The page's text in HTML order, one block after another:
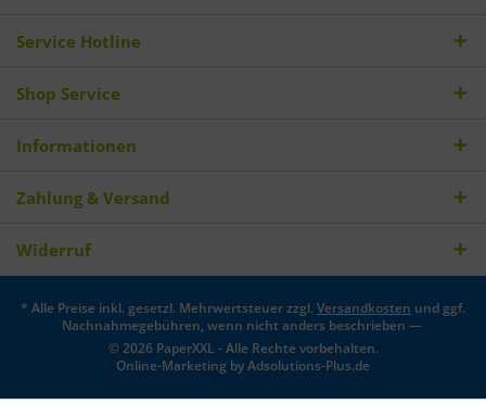
Service Hotline
Shop Service
Informationen
Zahlung & Versand
Widerruf
* Alle Preise inkl. gesetzl. Mehrwertsteuer zzgl.Versandkosten und ggf.
Nachnahmegebühren, wenn nicht anders beschrieben —
© 2026 PaperXXL - Alle Rechte vorbehalten.
Online-Marketing byAdsolutions-Plus.de